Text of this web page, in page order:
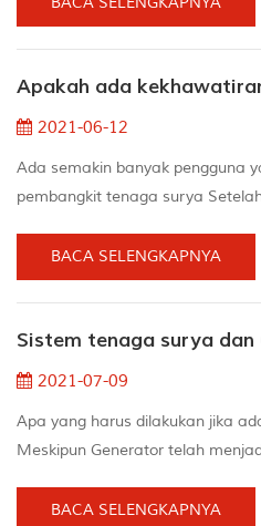
disembunyikan, dan ditambah
Mengangkat komponen,
2021-06-12
Ada semakin banyak pengguna
pembangkit tenaga surya
harian tidak bertemu mereka
beberapa orang menginstal 3KW
bahkan lebih rendah. Mengapa?
Ikuti Aspek...
BACA SELENGKAPNYA
2021-07-09
Apa yang harus dilakukan jika
Meskipun Generator telah
suryasekarang merupakan opsi
BACA SELENGKAPNYA